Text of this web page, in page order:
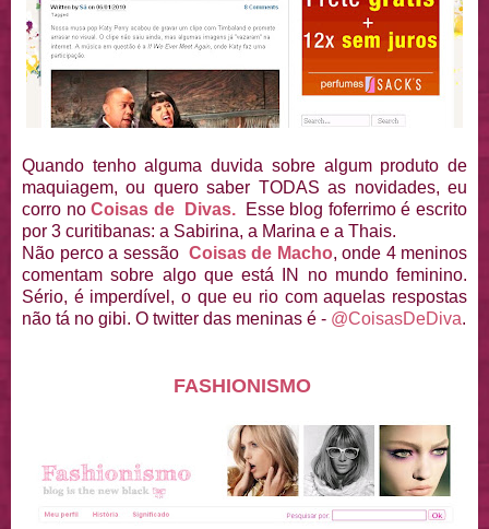
Quando tenho alguma duvida sobre algum produto de
maquiagem, ou quero saber TODAS as novidades, eu
corro noCoisas de Divas.Esse blog foferrimo é escrito
por 3 curitibanas: a Sabirina, a Marina e a Thais.
Não perco a sessão Coisas de Macho, onde 4 meninos
comentam sobre algo que está IN no mundo feminino.
Sério, é imperdível, o que eu rio com aquelas respostas
não tá no gibi. O twitter das meninas é - @CoisasDeDiva.
FASHIONISMO